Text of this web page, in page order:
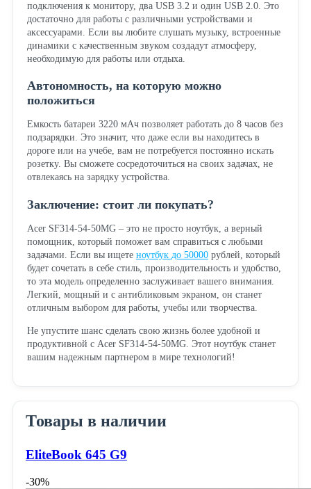
подключения к монитору, два USB 3.2 и один USB 2.0. Это
достаточно для работы с различными устройствами и
аксессуарами. Если вы любите слушать музыку, встроенные
динамики с качественным звуком создадут атмосферу,
необходимую для работы или отдыха.
Автономность, на которую можно
положиться
Емкость батареи 3220 мАч позволяет работать до 8 часов без
подзарядки. Это значит, что даже если вы находитесь в
дороге или на учебе, вам не потребуется постоянно искать
розетку. Вы сможете сосредоточиться на своих задачах, не
отвлекаясь на зарядку устройства.
Заключение: стоит ли покупать?
Acer SF314-54-50MG – это не просто ноутбук, а верный
помощник, который поможет вам справиться с любыми
задачами. Если вы ищете ноутбук до 50000рублей, который
будет сочетать в себе стиль, производительность и удобство,
то эта модель определенно заслуживает вашего внимания.
Легкий, мощный и с антибликовым экраном, он станет
отличным выбором для работы, учебы или творчества.
Не упустите шанс сделать свою жизнь более удобной и
продуктивной с Acer SF314-54-50MG. Этот ноутбук станет
вашим надежным партнером в мире технологий!
Товары в наличии
EliteBook 645 G9
-30%